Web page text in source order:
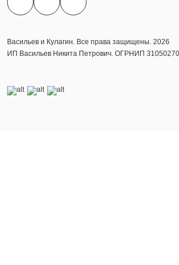
Васильев и Кулагин. Все права защищены. 2026
ИП Васильев Никита Петрович. ОГРНИП